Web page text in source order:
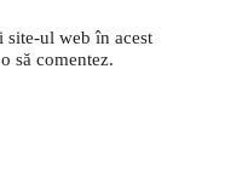
site-ul web în acest
să comentez.